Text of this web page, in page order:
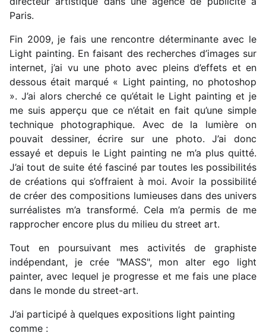
Paris.
Fin 2009, je fais une rencontre déterminante avec le
Light painting. En faisant des recherches d’images sur
internet, j’ai vu une photo avec pleins d’effets et en
dessous était marqué « Light painting, no photoshop
». J’ai alors cherché ce qu’était le Light painting et je
me suis apperçu que ce n’était en fait qu’une simple
technique photographique. Avec de la lumière on
pouvait dessiner, écrire sur une photo. J’ai donc
essayé et depuis le Light painting ne m’a plus quitté.
J’ai tout de suite été fasciné par toutes les possibilités
de créations qui s’offraient à moi. Avoir la possibilité
de créer des compositions lumieuses dans des univers
surréalistes m’a transformé. Cela m’a permis de me
rapprocher encore plus du milieu du street art.
Tout en poursuivant mes activités de graphiste
indépendant, je crée "MASS", mon alter ego light
painter, avec lequel je progresse et me fais une place
dans le monde du street-art.
J’ai participé à quelques expositions light painting
comme :